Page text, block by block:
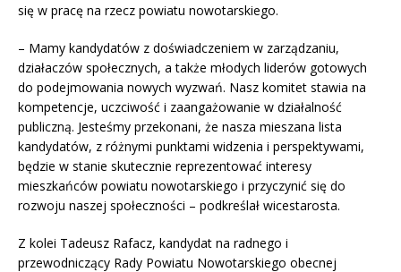
się w pracę na rzecz powiatu nowotarskiego.
– Mamy kandydatów z doświadczeniem w zarządzaniu,
działaczów społecznych, a także młodych liderów gotowych
do podejmowania nowych wyzwań. Nasz komitet stawia na
kompetencje, uczciwość i zaangażowanie w działalność
publiczną. Jesteśmy przekonani, że nasza mieszana lista
kandydatów, z różnymi punktami widzenia i perspektywami,
będzie w stanie skutecznie reprezentować interesy
mieszkańców powiatu nowotarskiego i przyczynić się do
rozwoju naszej społeczności – podkreślał wicestarosta.
Z kolei Tadeusz Rafacz, kandydat na radnego i
przewodniczący Rady Powiatu Nowotarskiego obecnej